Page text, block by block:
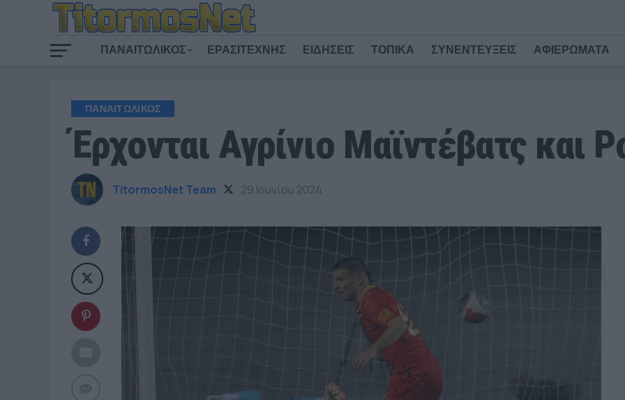
ΠΑΝΑΙΤΩΛΙΚΟΣ ΕΡΑΣΙΤΕΧΝΗΣ ΕΙΔΗΣΕΙΣ ΤΟΠΙΚΑ ΣΥΝΕΝΤΕΥΞΕΙΣ ΑΦΙΕΡΩΜΑΤΑ
ΠΑΝΑΙΤΩΛΙΚΟΣ
Έρχονται Αγρίνιο Μαϊντέβατς και
TitormosNet Team 29 Ιουνίου 2024